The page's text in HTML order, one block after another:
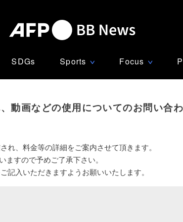
SDGs Sports ∨ Focus ∨
動画などの使用についてのお問い合
れ、料金等の詳細をご案内させて頂きます。
ますので予めご了承下さい。
記入いただきますようお願いいたします。